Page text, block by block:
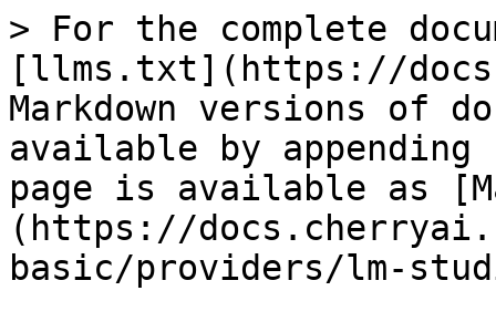
> For the complete
[llms.txt](https://
Markdown versions of
available by
page is available as
(https://
basic/providers/lm-